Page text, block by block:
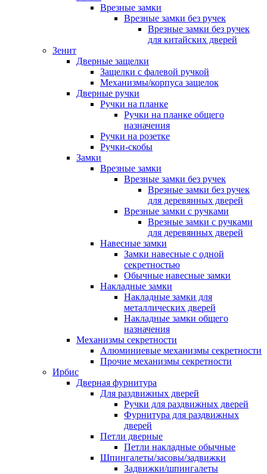
Врезные замки
Врезные замки без ручек
Врезные замки без ручек
для китайских дверей
Зенит
Дверные защелки
Защелки с фалевой ручкой
Механизмы/корпуса защелок
Дверные ручки
Ручки на планке
Ручки на планке общего
назначения
Ручки на розетке
Ручки-скобы
Замки
Врезные замки
Врезные замки без ручек
Врезные замки без ручек
для деревянных дверей
Врезные замки с ручками
Врезные замки с ручками
для деревянных дверей
Навесные замки
Замки навесные с одной
секретностью
Обычные навесные замки
Накладные замки
Накладные замки для
металлических дверей
Накладные замки общего
назначения
Механизмы секретности
Алюминиевые механизмы секретности
Прочие механизмы секретности
Ирбис
Дверная фурнитура
Для раздвижных дверей
Ручки для раздвижных дверей
Фурнитура для раздвижных
дверей
Петли дверные
Петли накладные обычные
Шпингалеты/засовы/задвижки
Задвижки/шпингалеты